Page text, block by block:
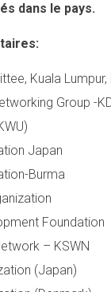
dans le pays.
Kuala
Group -
Japan
Burma
Foundation
– KSWN
(Japan)